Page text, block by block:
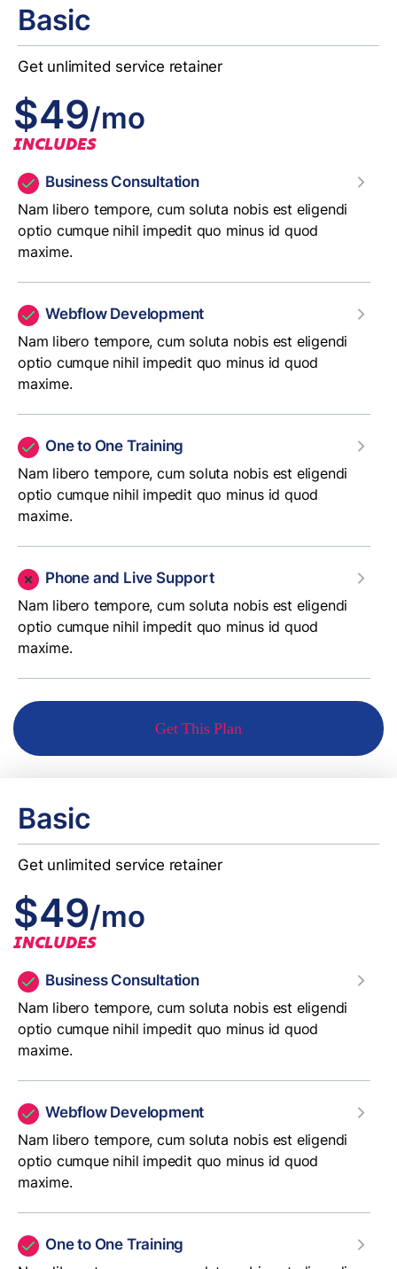
Basic
Get unlimited service retainer
$49/mo
INCLUDES
Business Consultation
Nam libero tempore, cum soluta nobis est eligendi
optio cumque nihil impedit quo minus id quod
maxime.
Webflow Development
Nam libero tempore, cum soluta nobis est eligendi
optio cumque nihil impedit quo minus id quod
maxime.
One to One Training
Nam libero tempore, cum soluta nobis est eligendi
optio cumque nihil impedit quo minus id quod
maxime.
Phone and Live Support
Nam libero tempore, cum soluta nobis est eligendi
optio cumque nihil impedit quo minus id quod
maxime.
Get This Plan
Basic
Get unlimited service retainer
$49/mo
INCLUDES
Business Consultation
Nam libero tempore, cum soluta nobis est eligendi
optio cumque nihil impedit quo minus id quod
maxime.
Webflow Development
Nam libero tempore, cum soluta nobis est eligendi
optio cumque nihil impedit quo minus id quod
maxime.
One to One Training